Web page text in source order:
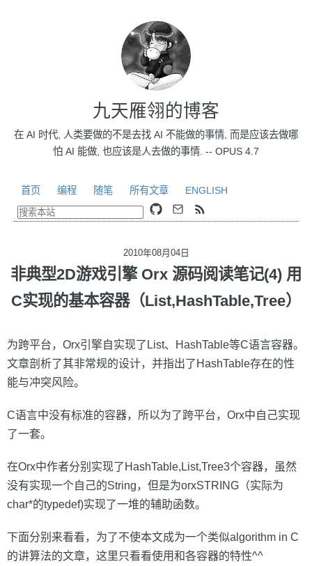
九天雁翎的博客
在 AI 时代, 人类要做的不是去找 AI 不能做的事情, 而是应该去做哪
怕 AI 能做, 也应该是人去做的事情. -- OPUS 4.7
首页 编程 随笔 所有文章 ENGLISH
2010年08月04日
非典型2D游戏引擎 Orx 源码阅读笔记(4) 用
C实现的基本容器（List,HashTable,Tree）
为跨平台，Orx引擎自实现了List、HashTable等C语言容器。
文章剖析了其非常规的设计，并指出了HashTable存在的性
能与冲突风险。
C语言中没有标准的容器，所以为了跨平台，Orx中自己实现
了一套。
在Orx中作者分别实现了HashTable,List,Tree3个容器，虽然
没有实现一个自己的String，但是为orxSTRING（实际为
char*的typedef)实现了一堆的辅助函数。
下面分别来看看，为了不使本文成为一个类似algorithm in C
的讲算法的文章，这里只看看使用和各容器的特性^^